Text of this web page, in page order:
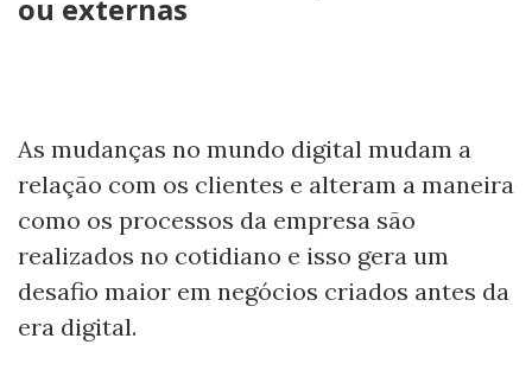
ou externas
As mudanças no mundo digital mudam a
relação com os clientes e alteram a maneira
como os processos da empresa são
realizados no cotidiano e isso gera um
desafio maior em negócios criados antes da
era digital.